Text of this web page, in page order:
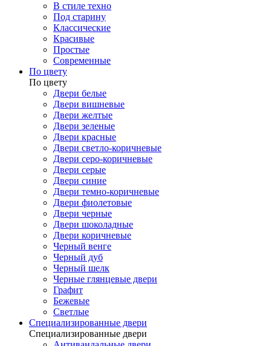
В стиле техно
Под старину
Классические
Красивые
Простые
Современные
По цвету
По цвету
Двери белые
Двери вишневые
Двери желтые
Двери зеленые
Двери красные
Двери светло-коричневые
Двери серо-коричневые
Двери серые
Двери синие
Двери темно-коричневые
Двери фиолетовые
Двери черные
Двери шоколадные
Двери коричневые
Черный венге
Черный дуб
Черный шелк
Черные глянцевые двери
Графит
Бежевые
Светлые
Специализированные двери
Специализированные двери